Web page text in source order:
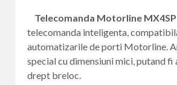
Telecomanda Motorline MX4SP
telecomanda inteligenta,
automatizarile de porti Motorline.
special cu dimensiuni mici, putand fi
drept breloc.